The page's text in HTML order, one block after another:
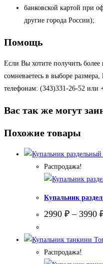
банковской картой при
другие города России);
Помощь
Если Вы хотите получить
сомневаетесь в выборе
телефонам: (343)331-26-52 или
Вас так же могут
Похожие товары
Распродажа!
Купальник
2990 ₽ – 3990
Распродажа!